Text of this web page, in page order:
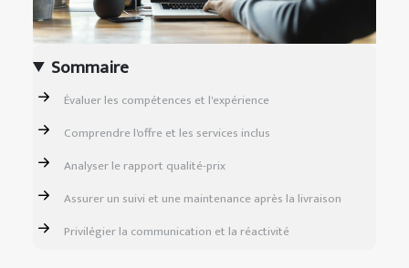
Sommaire
Évaluer les compétences et l'expérience
Comprendre l'offre et les services inclus
Analyser le rapport qualité-prix
Assurer un suivi et une maintenance après la livraison
Privilégier la communication et la réactivité